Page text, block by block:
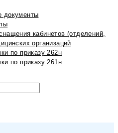
документы
кабинетов (отделений,
организаций
по приказу 262н
по приказу 261н